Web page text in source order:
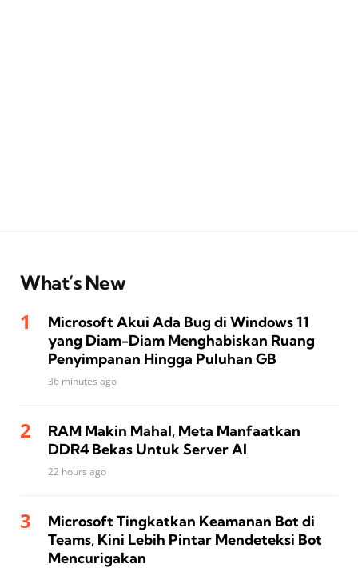
What’s New
Microsoft Akui Ada Bug di Windows 11
yang Diam-Diam Menghabiskan Ruang
Penyimpanan Hingga Puluhan GB
36 minutes ago
RAM Makin Mahal, Meta Manfaatkan
DDR4 Bekas Untuk Server AI
22 hours ago
Microsoft Tingkatkan Keamanan Bot di
Teams, Kini Lebih Pintar Mendeteksi Bot
Mencurigakan